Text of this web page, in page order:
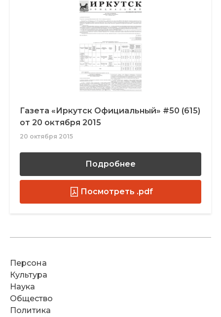
Газета «Иркутск Официальный» #50 (615)
от 20 октября 2015
20 октября 2015
Подробнее
Посмотреть .pdf
Персона
Культура
Наука
Общество
Политика